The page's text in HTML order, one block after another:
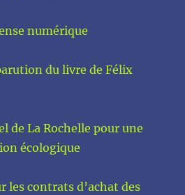
numérique
du livre de Félix
de La Rochelle pour une
écologique
les contrats d’achat des